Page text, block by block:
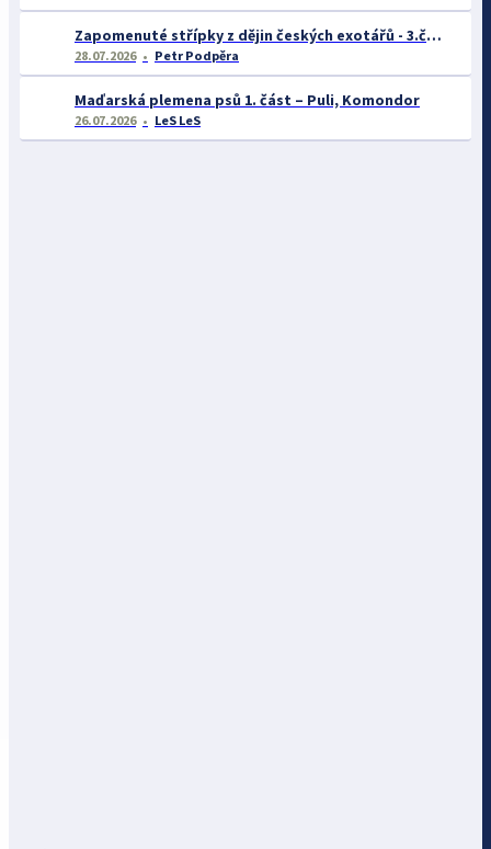
Zapomenuté střípky z dějin českých exotářů - 3.část
28.07.2026 Petr Podpěra
Maďarská plemena psů 1. část – Puli, Komondor
26.07.2026 LeS LeS